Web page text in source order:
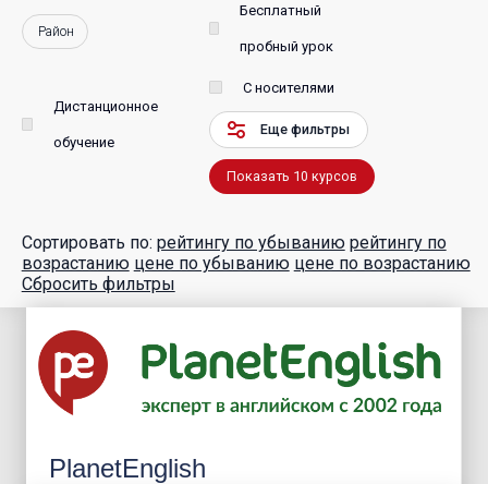
Район
Дистанционное
обучение
Бесплатный
пробный урок
С носителями
Еще фильтры
Показать 10 курсов
Сортировать по: рейтингу по убыванию рейтингу по
возрастанию цене по убыванию цене по возрастанию
Сбросить фильтры
PlanetEnglish